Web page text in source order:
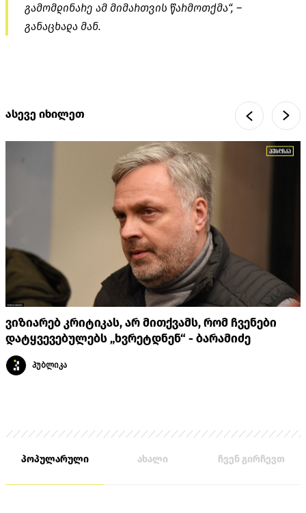
გამომდინარე ამ მიმართვის წარმოთქმა“, –
განაცხადა მან.
ასევე იხილეთ
ვიზიარებ კრიტიკას, არ მითქვამს, რომ ჩვენები
დატყვევებულებს „ხვრეტდნენ“ - ბარამიძე
პუბლიკა
პოპულარული ახალი ჩვენ გირჩევთ